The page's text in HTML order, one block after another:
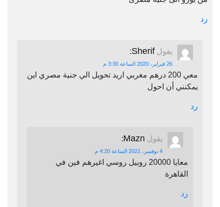
رد
يقول Sherif
:
26 فبراير، 2020 الساعة 3:30 م
معي 200 درهم مغربي اريد تحويل الي جنية مصري اين
يمكنني أن احول
رد
يقول Mazn
:
4 نوفمبر، 2021 الساعة 4:20 م
معايا 20000 روبيل روسي اغيرهم فين في
القاهرة
رد